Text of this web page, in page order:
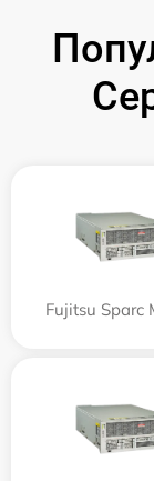
Fujitsu Sparc